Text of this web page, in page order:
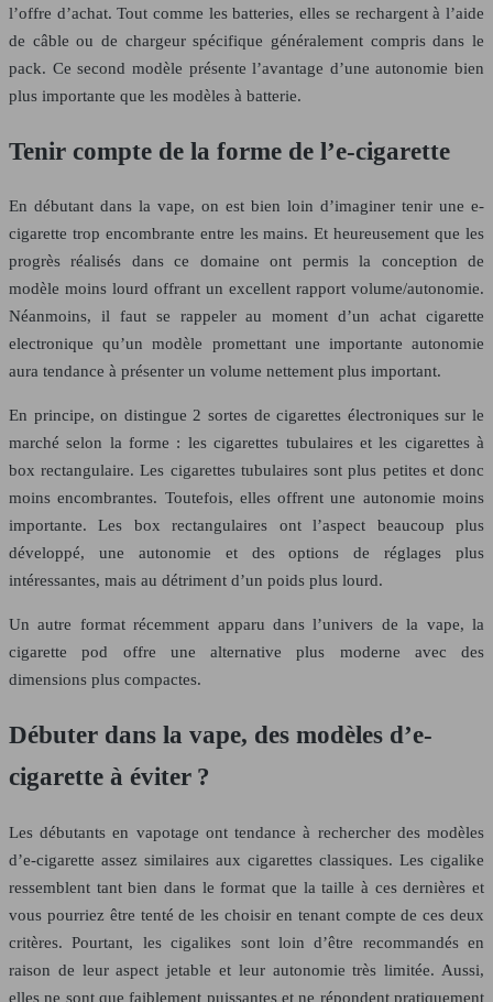
l’offre d’achat. Tout comme les batteries, elles se rechargent à l’aide
de câble ou de chargeur spécifique généralement compris dans le
pack. Ce second modèle présente l’avantage d’une autonomie bien
plus importante que les modèles à batterie.
Tenir compte de la forme de l’e-cigarette
En débutant dans la vape, on est bien loin d’imaginer tenir une e-
cigarette trop encombrante entre les mains. Et heureusement que les
progrès réalisés dans ce domaine ont permis la conception de
modèle moins lourd offrant un excellent rapport volume/autonomie.
Néanmoins, il faut se rappeler au moment d’un achat cigarette
electronique qu’un modèle promettant une importante autonomie
aura tendance à présenter un volume nettement plus important.
En principe, on distingue 2 sortes de cigarettes électroniques sur le
marché selon la forme : les cigarettes tubulaires et les cigarettes à
box rectangulaire. Les cigarettes tubulaires sont plus petites et donc
moins encombrantes. Toutefois, elles offrent une autonomie moins
importante. Les box rectangulaires ont l’aspect beaucoup plus
développé, une autonomie et des options de réglages plus
intéressantes, mais au détriment d’un poids plus lourd.
Un autre format récemment apparu dans l’univers de la vape, la
cigarette pod offre une alternative plus moderne avec des
dimensions plus compactes.
Débuter dans la vape, des modèles d’e-
cigarette à éviter ?
Les débutants en vapotage ont tendance à rechercher des modèles
d’e-cigarette assez similaires aux cigarettes classiques. Les cigalike
ressemblent tant bien dans le format que la taille à ces dernières et
vous pourriez être tenté de les choisir en tenant compte de ces deux
critères. Pourtant, les cigalikes sont loin d’être recommandés en
raison de leur aspect jetable et leur autonomie très limitée. Aussi,
elles ne sont que faiblement puissantes et ne répondent pratiquement